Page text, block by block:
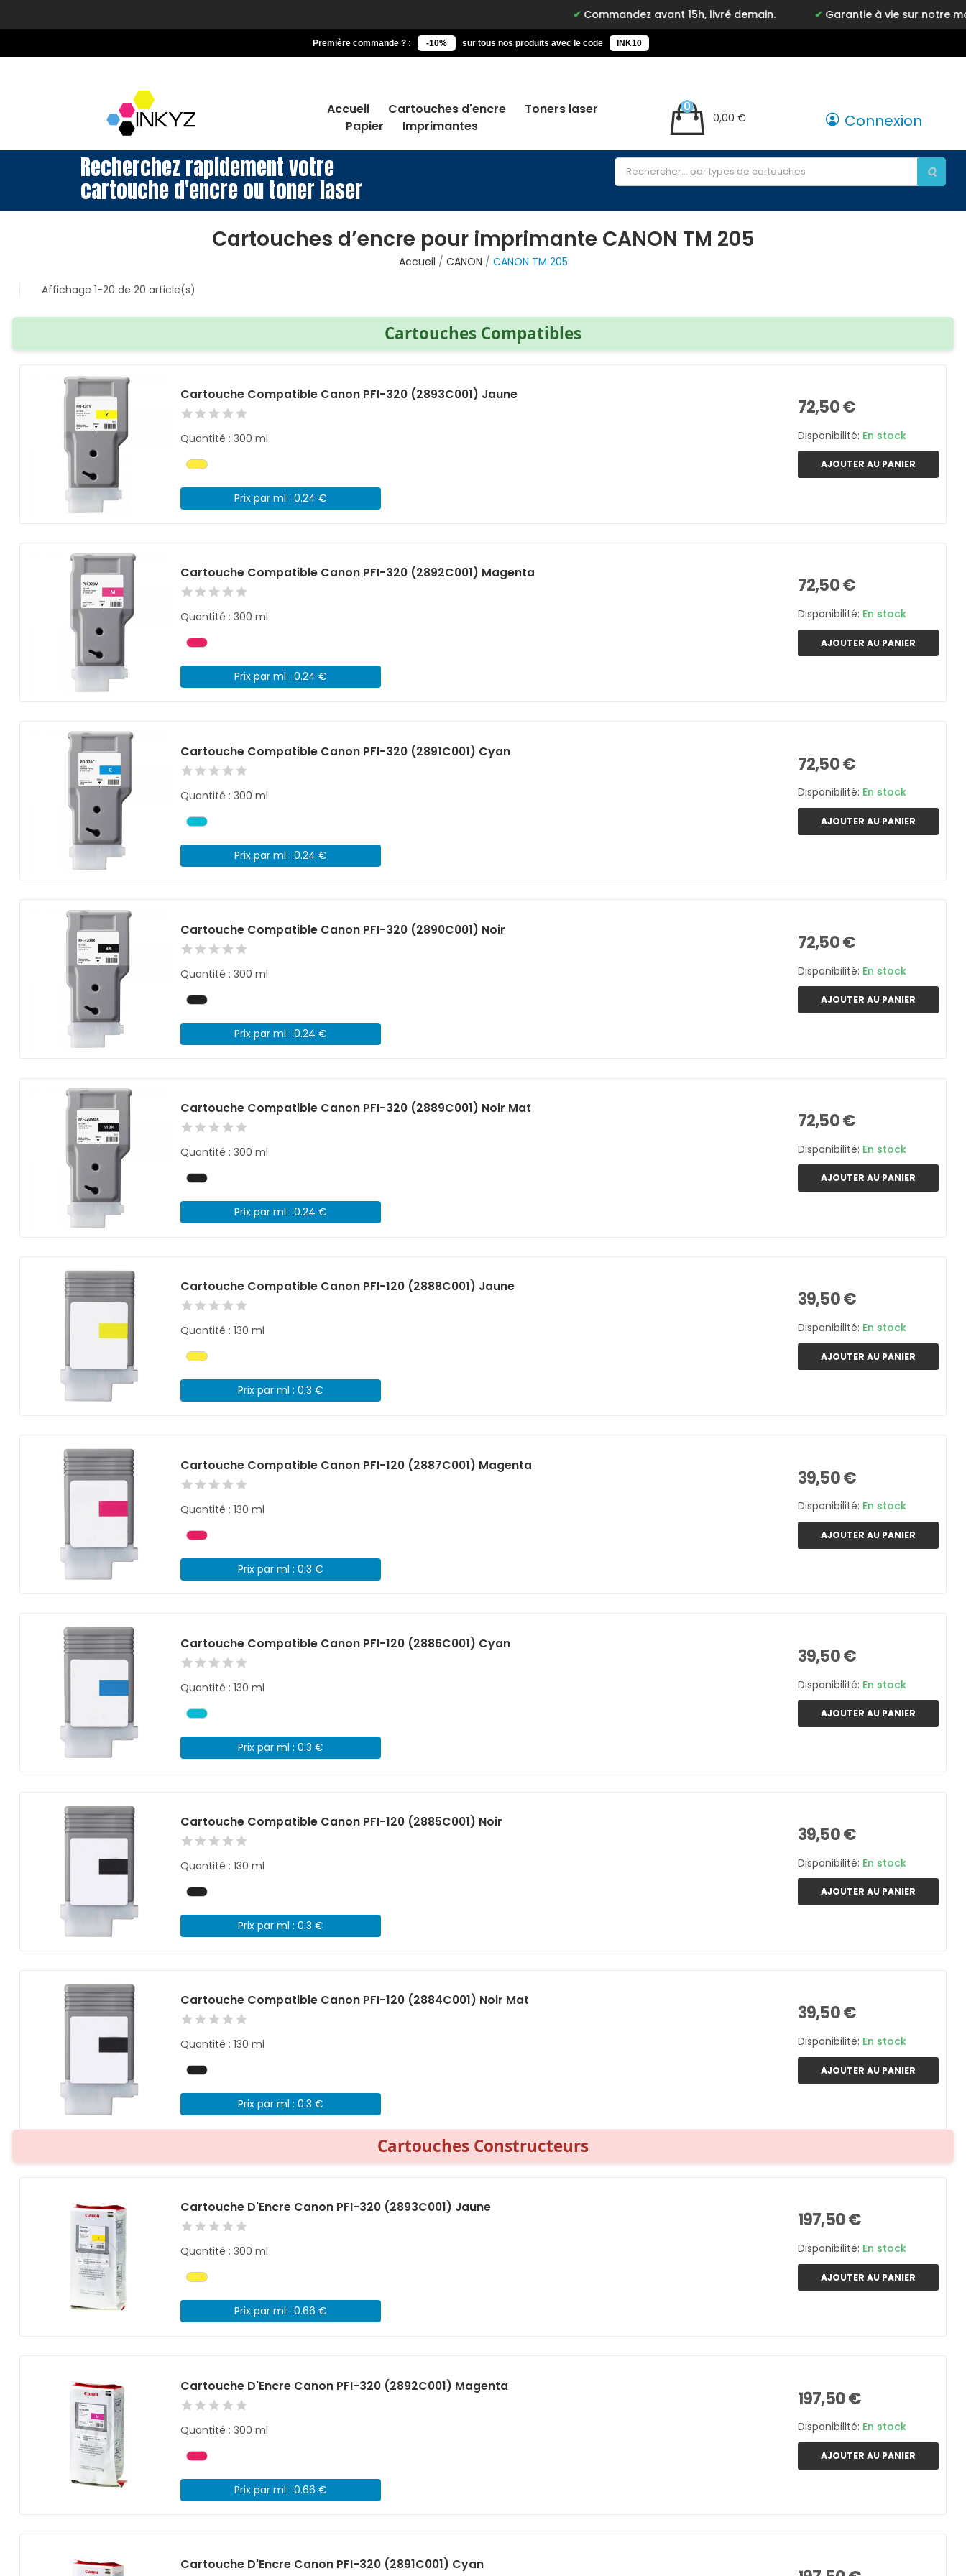
Commandez avant 15h, livré demain. Garantie à vie sur notre marque Inkyz
Première commande ? : -10% sur tous nos produits avec le code INK10
Accueil Cartouches d'encre
Toners laser
Papier
Imprimantes
0,00 €
0
Connexion
Recherchez rapidement votre
cartouche d'encre ou toner laser
Cartouches d’encre pour imprimante CANON TM 205
Accueil CANON
CANON TM 205
Affichage 1-20 de 20 article(s)
Cartouches Compatibles
Cartouche Compatible Canon PFI-320 (2893C001) Jaune
Quantité : 300 ml
Prix par ml : 0.24 €
72,50 €
Disponibilité: En stock
AJOUTER AU PANIER
Cartouche Compatible Canon PFI-320 (2892C001) Magenta
Quantité : 300 ml
Prix par ml : 0.24 €
72,50 €
Disponibilité: En stock
AJOUTER AU PANIER
Cartouche Compatible Canon PFI-320 (2891C001) Cyan
Quantité : 300 ml
Prix par ml : 0.24 €
72,50 €
Disponibilité: En stock
AJOUTER AU PANIER
Cartouche Compatible Canon PFI-320 (2890C001) Noir
Quantité : 300 ml
Prix par ml : 0.24 €
72,50 €
Disponibilité: En stock
AJOUTER AU PANIER
Cartouche Compatible Canon PFI-320 (2889C001) Noir Mat
Quantité : 300 ml
Prix par ml : 0.24 €
72,50 €
Disponibilité: En stock
AJOUTER AU PANIER
Cartouche Compatible Canon PFI-120 (2888C001) Jaune
Quantité : 130 ml
Prix par ml : 0.3 €
39,50 €
Disponibilité: En stock
AJOUTER AU PANIER
Cartouche Compatible Canon PFI-120 (2887C001) Magenta
Quantité : 130 ml
Prix par ml : 0.3 €
39,50 €
Disponibilité: En stock
AJOUTER AU PANIER
Cartouche Compatible Canon PFI-120 (2886C001) Cyan
Quantité : 130 ml
Prix par ml : 0.3 €
39,50 €
Disponibilité: En stock
AJOUTER AU PANIER
Cartouche Compatible Canon PFI-120 (2885C001) Noir
Quantité : 130 ml
Prix par ml : 0.3 €
39,50 €
Disponibilité: En stock
AJOUTER AU PANIER
Cartouche Compatible Canon PFI-120 (2884C001) Noir Mat
Quantité : 130 ml
Prix par ml : 0.3 €
39,50 €
Disponibilité: En stock
AJOUTER AU PANIER
Cartouches Constructeurs
Cartouche D'Encre Canon PFI-320 (2893C001) Jaune
Quantité : 300 ml
Prix par ml : 0.66 €
197,50 €
Disponibilité: En stock
AJOUTER AU PANIER
Cartouche D'Encre Canon PFI-320 (2892C001) Magenta
Quantité : 300 ml
Prix par ml : 0.66 €
197,50 €
Disponibilité: En stock
AJOUTER AU PANIER
Cartouche D'Encre Canon PFI-320 (2891C001) Cyan